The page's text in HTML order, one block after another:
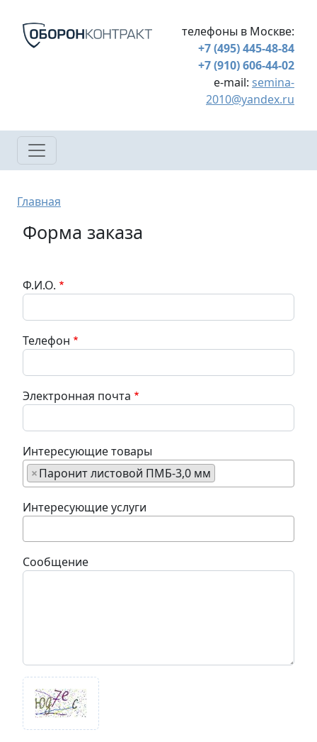
телефоны в Москве:
+7 (495) 445-48-84
+7 (910) 606-44-02
e-mail: semina-
2010@yandex.ru
Строка навигации
Главная
Форма заказа
Ф.И.О.
Телефон
Электронная почта
Интересующие товары
×Паронит листовой ПМБ-3,0 мм
Интересующие услуги
Сообщение